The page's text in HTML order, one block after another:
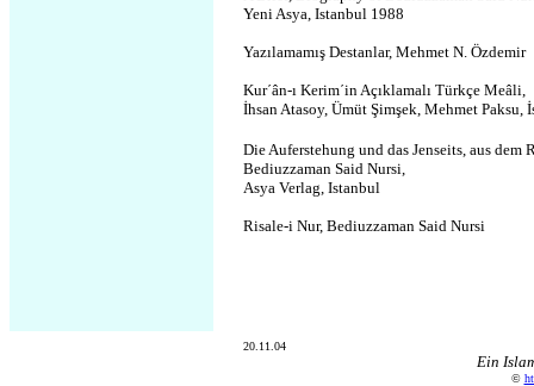
Yeni Asya, Istanbul 1988
Yazılamamış Destanlar, Mehmet N. Özdemir
Kur΄ân-ı Kerim΄in Açıklamalı Türkçe Meâli,
İhsan Atasoy, Ümüt Şimşek, Mehmet
Die Auferstehung und das Jenseits, aus dem
Bediuzzaman Said Nursi,
Asya Verlag, Istanbul
Risale-i Nur, Bediuzzaman Said Nursi
20.11.04
Ein
©